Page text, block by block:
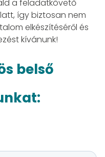
a feladatkövető
így biztosan nem
elkészítéséről és
kívánunk!
belső